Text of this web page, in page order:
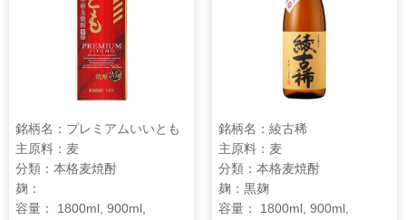
銘柄名：プレミアムいいとも
主原料：麦
分類：本格麦焼酎
麹：
容量： 1800ml, 900ml,
銘柄名：綾古稀
主原料：麦
分類：本格麦焼酎
麹：黒麹
容量： 1800ml, 900ml,